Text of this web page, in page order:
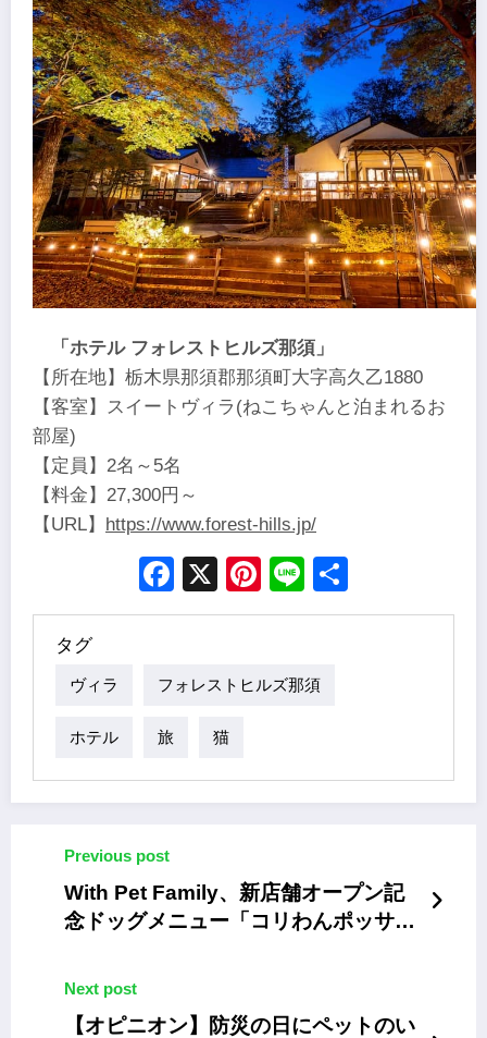
「ホテル フォレストヒルズ那須」
【所在地】栃木県那須郡那須町大字高久乙1880
【客室】スイートヴィラ(ねこちゃんと泊まれるお
部屋)
【定員】2名～5名
【料金】27,300円～
【URL】 https://www.forest-hills.jp/
Facebook
X Pinterest
Line
タグ
ヴィラ フォレストヒルズ那須
ホテル 旅 猫
Previous post
With Pet Family、新店舗オープン記
念ドッグメニュー「コリわんポッサ
Next post
【オピニオン】防災の日にペットのい